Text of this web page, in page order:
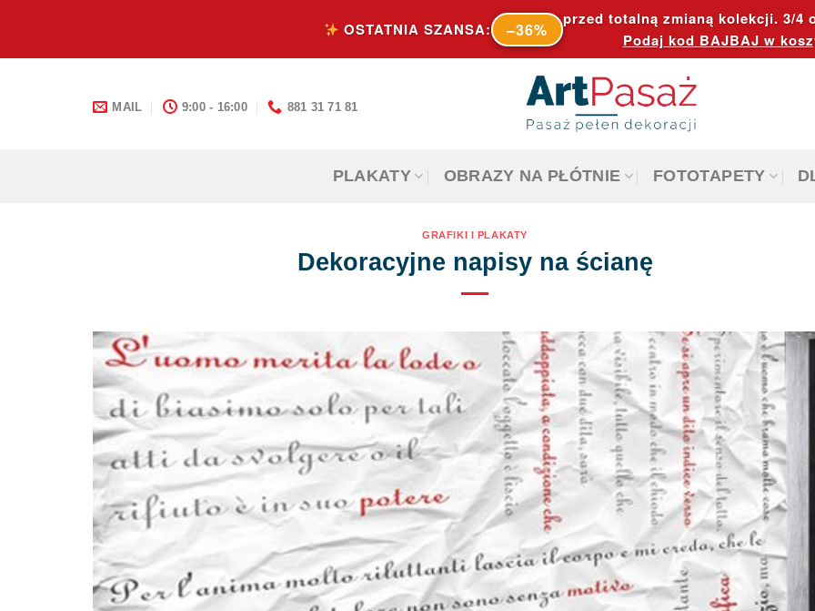
content
OSTATNIA SZANSA: –36%
przed totalną zmianą kolekcji. 3/4
Podaj kod BAJBAJ w
MAIL 9:00 - 16:00 881 31 71 81
PLAKATY OBRAZY NA PŁÓTNIE FOTOTAPETY
GRAFIKI I PLAKATY
Dekoracyjne napisy na ścianę